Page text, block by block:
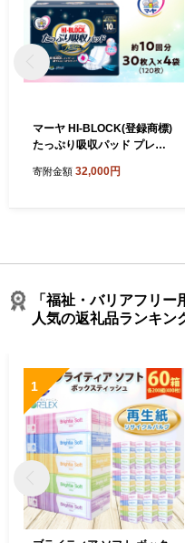
マーヤ HI-BLOCK(登録商標)
たっぷり吸収パッド プレミ
とりパッド / 通気性 ハイブロ
寄附金額 32,000円
「福祉・バリアフリー
人気の返礼品ランキン
1